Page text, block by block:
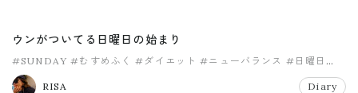
ウンがついてる日曜日の始まり
#SUNDAY #むすめふく #ダイエット #ニューバランス #日曜日
#購入品
RISA
Diary